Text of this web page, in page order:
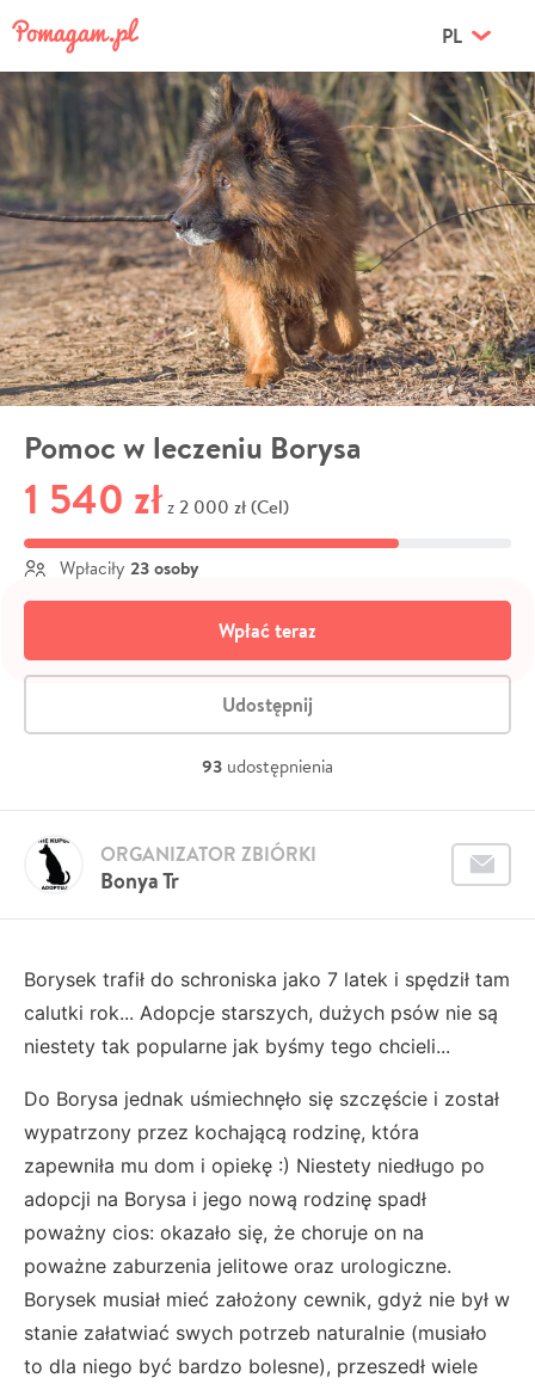
PL
Pomoc w leczeniu Borysa
1 540 zł z 2 000 zł (Cel)
Wpłaciły 23 osoby
Wpłać teraz
Udostępnij
93 udostępnienia
Bonya Tr
ORGANIZATOR ZBIÓRKI
Borysek trafił do schroniska jako 7 latek i spędził tam
calutki rok... Adopcje starszych, dużych psów nie są
niestety tak popularne jak byśmy tego chcieli...
Do Borysa jednak uśmiechnęło się szczęście i został
wypatrzony przez kochającą rodzinę, która
zapewniła mu dom i opiekę :) Niestety niedługo po
adopcji na Borysa i jego nową rodzinę spadł
poważny cios: okazało się, że choruje on na
poważne zaburzenia jelitowe oraz urologiczne.
Borysek musiał mieć założony cewnik, gdyż nie był w
stanie załatwiać swych potrzeb naturalnie (musiało
to dla niego być bardzo bolesne), przeszedł wiele